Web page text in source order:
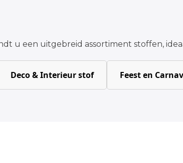
u een uitgebreid assortiment stoffen,
Deco & Interieur stof Feest en